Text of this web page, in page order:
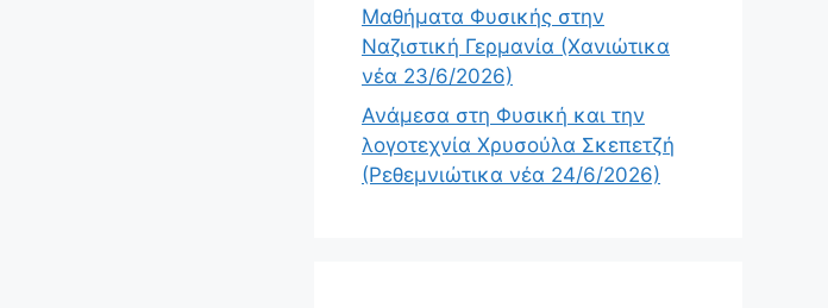
Μαθήματα Φυσικής στην
Ναζιστική Γερμανία (Χανιώτικα
νέα 23/6/2026)
Ανάμεσα στη Φυσική και την
λογοτεχνία Χρυσούλα Σκεπετζή
(Ρεθεμνιώτικα νέα 24/6/2026)